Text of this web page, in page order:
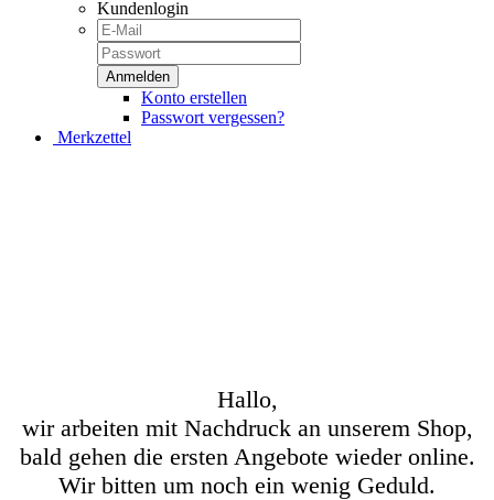
Kundenlogin
Konto erstellen
Passwort vergessen?
Merkzettel
Hallo,
wir arbeiten mit Nachdruck an unserem Shop,
bald gehen die ersten Angebote wieder online.
Wir bitten um noch ein wenig Geduld.